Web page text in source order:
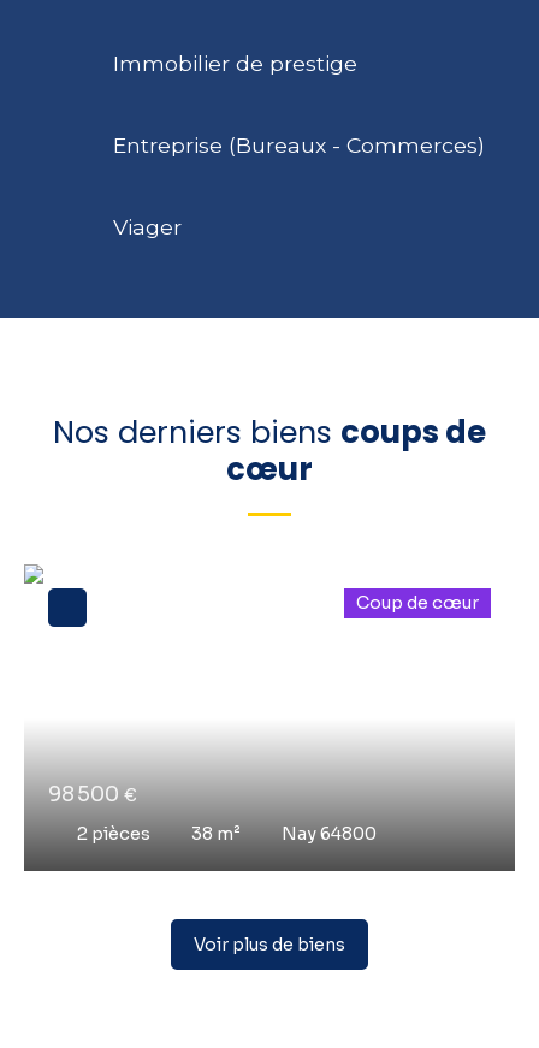
Immobilier de prestige
Entreprise (Bureaux - Commerces)
Viager
Nos derniers biens coups de
cœur
98 500 €
2 pièces 38 m² Nay 64800
Coup de cœur
Voir plus de biens